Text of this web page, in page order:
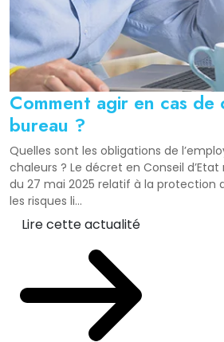
Comment agir en cas de
bureau ?
Quelles sont les obligations de
chaleurs ? Le décret en Conseil
du 27 mai 2025 relatif à la protection
les risques li...
Lire cette actualité